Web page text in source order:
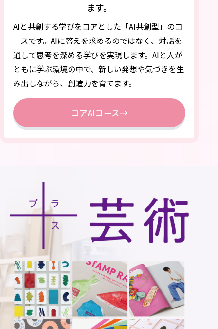
ます。
AIと共創する学びをコアとした「AI共創型」のコ
ースです。 AIに答えを求めるのではなく、対話を
通して思考を深める学びを実現します。AIと人が
ともに学ぶ環境の中で、新しい発想や気づきを生
み出しながら、創造力を育てます。
コアAIコース→